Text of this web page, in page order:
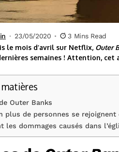
23/05/2020 3 Mins Read
le mois d’avril sur Netflix, Outer
semaines ! Attention,
Outer Banks
plus de personnes se rejoignent
les dommages causés dans